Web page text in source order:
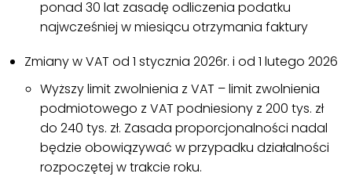
ponad 30 lat zasadę odliczenia podatku
najwcześniej w miesiącu otrzymania faktury
Zmiany w VAT od 1 stycznia 2026r. i od 1 lutego 2026
Wyższy limit zwolnienia z VAT – limit zwolnienia
podmiotowego z VAT podniesiony z 200 tys. zł
do 240 tys. zł. Zasada proporcjonalności nadal
będzie obowiązywać w przypadku działalności
rozpoczętej w trakcie roku.